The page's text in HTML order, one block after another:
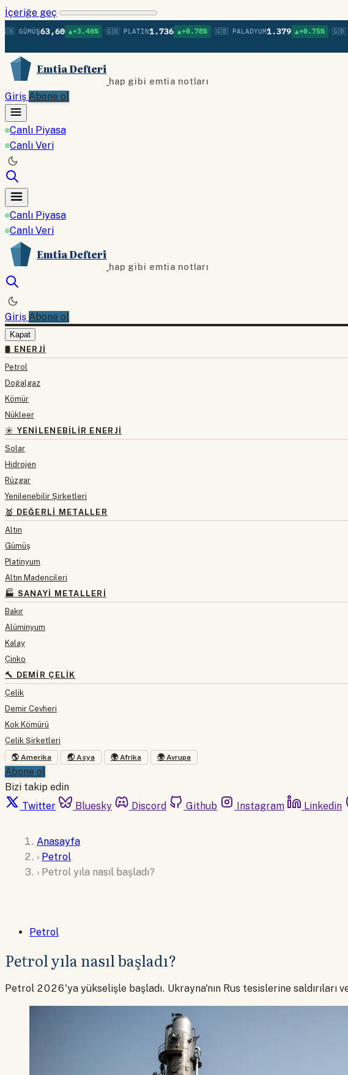
İçeriğe geç
63,60 ▲+3.40% •🇬🇧 PLATIN1.736 ▲+0.78% •🇬🇧 PALADYUM1.379 ▲+0.75% •🇬🇧
Emtia Defteri
hap gibi emtia notları
Giriş Abone ol
Canlı Piyasa
Canlı Veri
Canlı Piyasa
Canlı Veri
Emtia Defteri
hap gibi emtia notları
Giriş Abone ol
Kapat
🛢 ENERJI
Petrol
Doğalgaz
Kömür
Nükleer
☀️ YENILENEBILIR ENERJI
Solar
Hidrojen
Rüzgar
Yenilenebilir Şirketleri
🥇 DEĞERLI METALLER
Altın
Gümüş
Platinyum
Altın Madencileri
🏭 SANAYI METALLERI
Bakır
Alüminyum
Kalay
Çinko
🔨 DEMIR ÇELIK
Çelik
Demir Cevheri
Kok Kömürü
Çelik Şirketleri
🌎 Amerika 🌏 Asya 🌍 Afrika 🌍 Avrupa
Abone ol
Bizi takip edin
Twitter
Bluesky Discord Github Instagram Linkedin
Anasayfa
› Petrol
› Petrol yıla nasıl başladı?
Petrol
Petrol yıla nasıl başladı?
Petrol 2026'ya yükselişle başladı. Ukrayna'nın Rus tesislerine saldırıları